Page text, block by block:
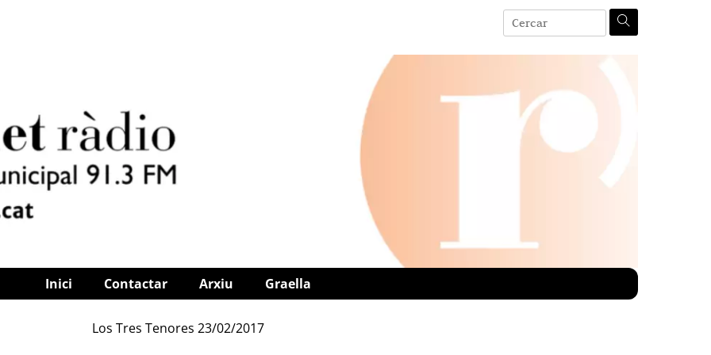
Inici Contactar Arxiu Graella
Los Tres Tenores 23/02/2017